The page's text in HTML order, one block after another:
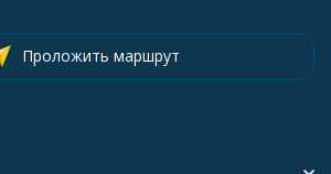
Проложить маршрут